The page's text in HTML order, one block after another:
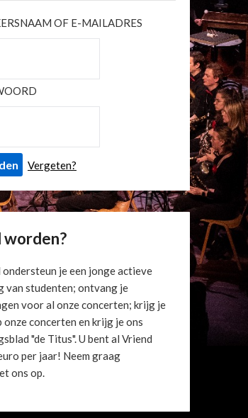
OF E-MAILADRES
Vergeten?
worden?
ondersteun je een jonge actieve
van studenten; ontvang je
voor al onze concerten; krijg je
concerten en krijg je ons
"de Titus". U bent al Vriend
per jaar! Neem graag
ons op.